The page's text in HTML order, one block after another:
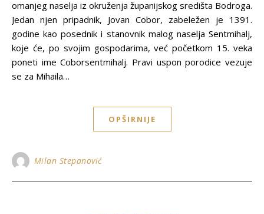
omanjeg naselja iz okruženja županijskog središta Bodroga.
Jedan njen pripadnik, Jovan Cobor, zabeležen je 1391.
godine kao posednik i stanovnik malog naselja Sentmihalj,
koje će, po svojim gospodarima, već početkom 15. veka
poneti ime Coborsentmihalj. Pravi uspon porodice vezuje
se za Mihaila…
OPŠIRNIJE
Milan Stepanović